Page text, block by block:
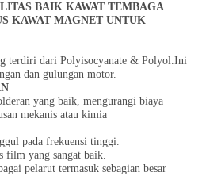
BAIK KAWAT TEMBAGA
KAWAT MAGNET UNTUK
terdiri dari Polyisocyanate & Polyol.Ini
dan gulungan motor.
yang baik, mengurangi biaya
mekanis atau kimia
pada frekuensi tinggi.
film yang sangat baik.
pelarut termasuk sebagian besar